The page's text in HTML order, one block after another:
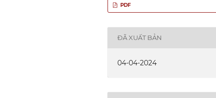
PDF
ĐÃ XUẤT BẢN
04-04-2024